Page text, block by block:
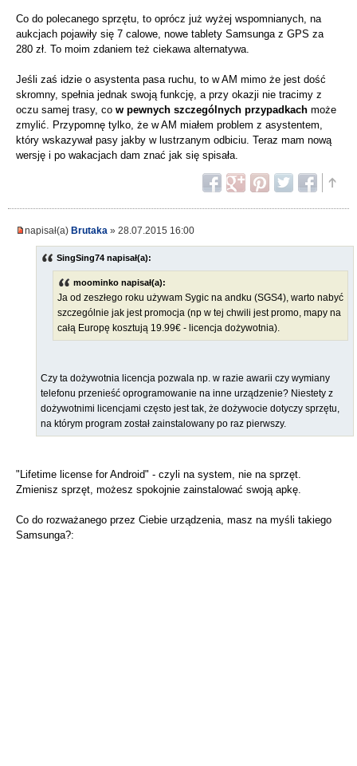
Co do polecanego sprzętu, to oprócz już wyżej wspomnianych, na
aukcjach pojawiły się 7 calowe, nowe tablety Samsunga z GPS za
280 zł. To moim zdaniem też ciekawa alternatywa.
Jeśli zaś idzie o asystenta pasa ruchu, to w AM mimo że jest dość
skromny, spełnia jednak swoją funkcję, a przy okazji nie tracimy z
oczu samej trasy, co w pewnych szczególnych przypadkach może
zmylić. Przypomnę tylko, że w AM miałem problem z asystentem,
który wskazywał pasy jakby w lustrzanym odbiciu. Teraz mam nową
wersję i po wakacjach dam znać jak się spisała.
napisał(a) Brutaka » 28.07.2015 16:00
SingSing74 napisał(a):
moominko napisał(a):
Ja od zeszłego roku używam Sygic na andku (SGS4), warto nabyć
szczególnie jak jest promocja (np w tej chwili jest promo, mapy na
całą Europę kosztują 19.99€ - licencja dożywotnia).
Czy ta dożywotnia licencja pozwala np. w razie awarii czy wymiany
telefonu przenieść oprogramowanie na inne urządzenie? Niestety z
dożywotnimi licencjami często jest tak, że dożywocie dotyczy sprzętu,
na którym program został zainstalowany po raz pierwszy.
"Lifetime license for Android" - czyli na system, nie na sprzęt.
Zmienisz sprzęt, możesz spokojnie zainstalować swoją apkę.
Co do rozważanego przez Ciebie urządzenia, masz na myśli takiego
Samsunga?: